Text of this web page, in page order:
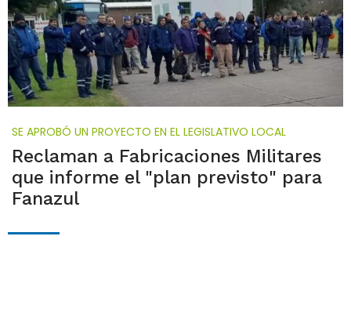
SE APROBÓ UN PROYECTO EN EL LEGISLATIVO LOCAL
Reclaman a Fabricaciones Militares
que informe el "plan previsto" para
Fanazul